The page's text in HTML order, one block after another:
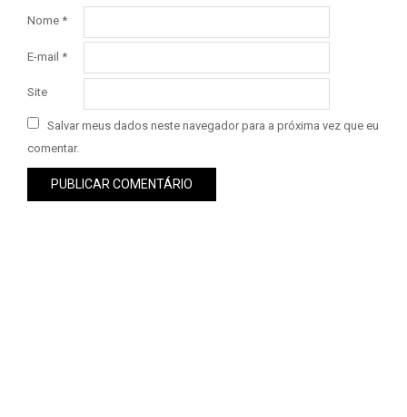
Nome *
E-mail *
Site
Salvar meus dados neste navegador para a próxima vez que eu
comentar.